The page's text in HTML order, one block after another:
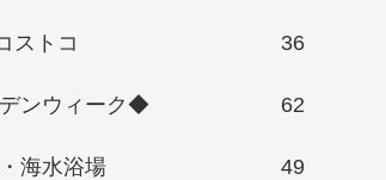
ストコ 36
ンウィーク◆ 62
海水浴場 49